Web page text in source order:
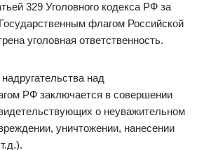
329 Уголовного кодекса РФ за
флагом Российской
уголовная ответственность.
над
РФ заключается в совершении
о неуважительном
уничтожении, нанесении